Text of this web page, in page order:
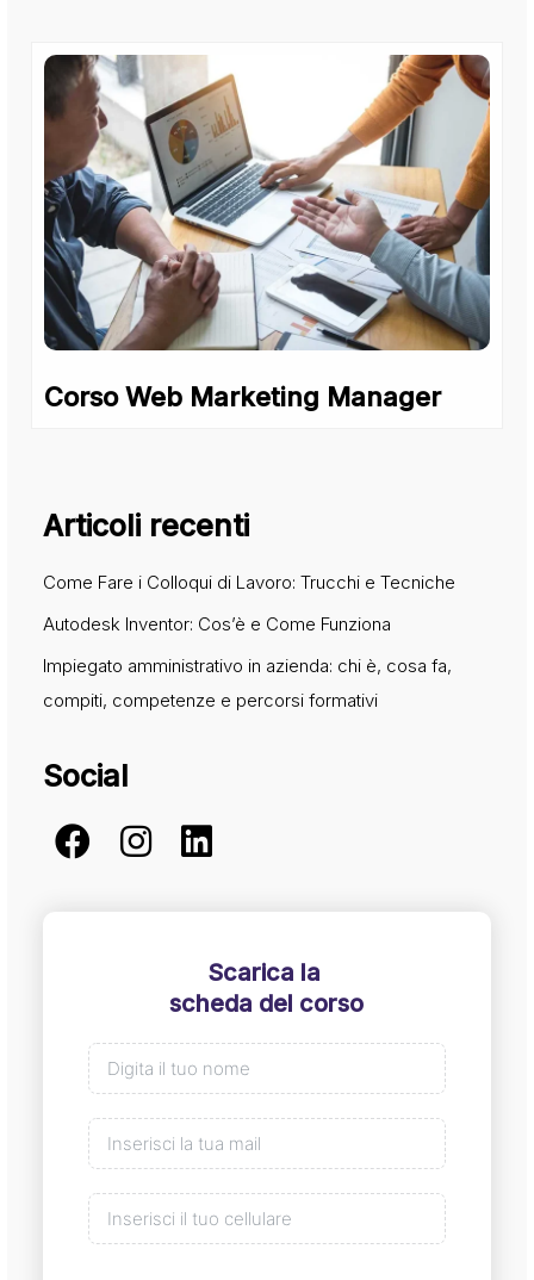
Corso Web Marketing Manager
Articoli recenti
Come Fare i Colloqui di Lavoro: Trucchi e Tecniche
Autodesk Inventor: Cos’è e Come Funziona
Impiegato amministrativo in azienda: chi è, cosa fa,
compiti, competenze e percorsi formativi
Social
Scarica la
scheda del corso